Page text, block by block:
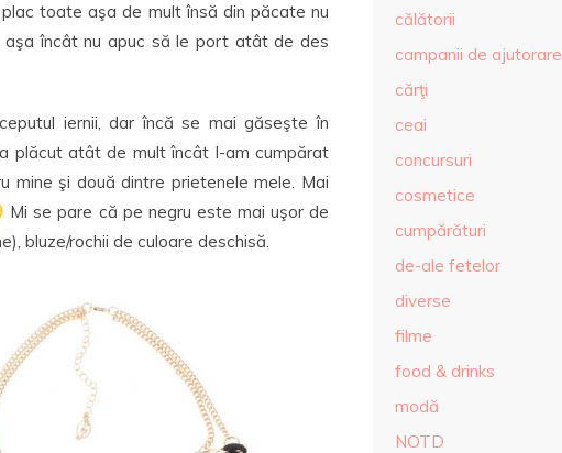
toate aşa de mult însă din păcate nu
încât nu apuc să le port atât de des
iernii, dar încă se mai găseşte în
plăcut atât de mult încât l-am cumpărat
mine şi două dintre prietenele mele. Mai
Mi se pare că pe negru este mai uşor de
bluze/rochii de culoare deschisă.
călătorii
campanii de ajutorare
cărţi
ceai
concursuri
cosmetice
cumpărături
de-ale fetelor
diverse
filme
food & drinks
modă
NOTD